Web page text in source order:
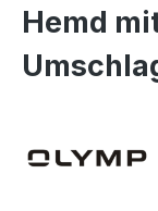
Hemd